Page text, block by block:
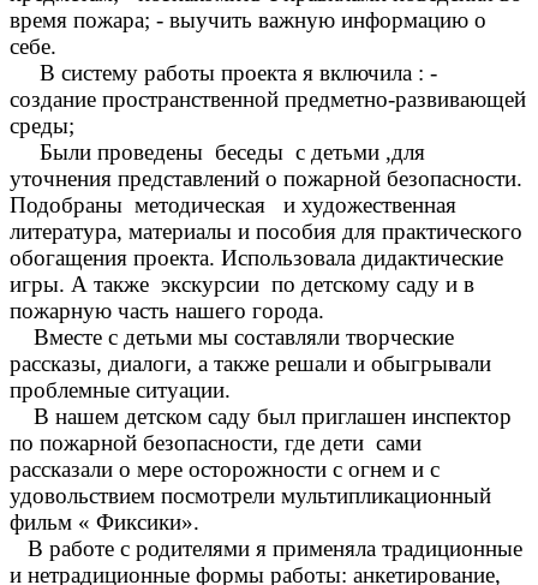
время пожара; - выучить важную информацию о
себе.
В систему работы проекта я включила : -
создание пространственной предметно-развивающей
среды;
Были проведены беседы с детьми ,для
уточнения представлений о пожарной безопасности.
Подобраны методическая и художественная
литература, материалы и пособия для практического
обогащения проекта. Использовала дидактические
игры. А также экскурсии по детскому саду и в
пожарную часть нашего города.
Вместе с детьми мы составляли творческие
рассказы, диалоги, а также решали и обыгрывали
проблемные ситуации.
В нашем детском саду был приглашен инспектор
по пожарной безопасности, где дети сами
рассказали о мере осторожности с огнем и с
удовольствием посмотрели мультипликационный
фильм « Фиксики».
В работе с родителями я применяла традиционные
и нетрадиционные формы работы: анкетирование,